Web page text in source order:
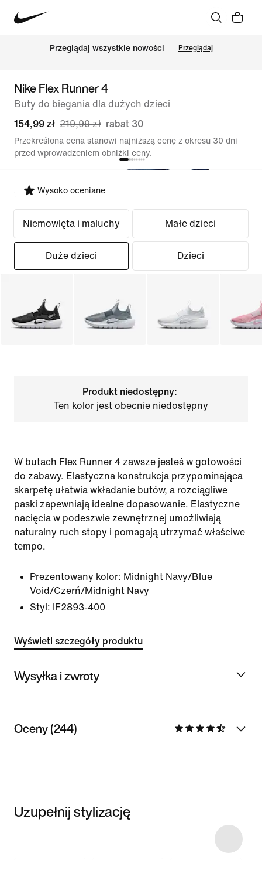
Przeglądaj wszystkie nowości Przeglądaj
Nike Flex Runner 4
Buty do biegania dla dużych dzieci
154,99 zł 219,99 zł rabat 30
Przekreślona cena stanowi najniższą cenę z okresu 30 dni
przed wprowadzeniem obniżki ceny.
Wysoko oceniane
Wybierz krój
Niemowlęta i maluchy Małe dzieci
Duże dzieci Dzieci
Produkt niedostępny:
Ten kolor jest obecnie niedostępny
W butach Flex Runner 4 zawsze jesteś w gotowości
do zabawy. Elastyczna konstrukcja przypominająca
skarpetę ułatwia wkładanie butów, a rozciągliwe
paski zapewniają idealne dopasowanie. Elastyczne
nacięcia w podeszwie zewnętrznej umożliwiają
naturalny ruch stopy i pomagają utrzymać właściwe
tempo.
Prezentowany kolor: Midnight Navy/Blue
Void/Czerń/Midnight Navy
Styl:
IF2893-400
Wyświetl szczegóły produktu
Wysyłka i zwroty
Oceny (244)
Uzupełnij stylizację